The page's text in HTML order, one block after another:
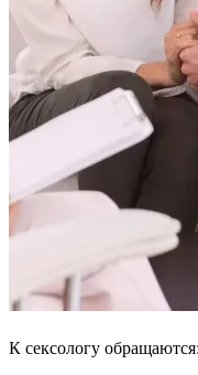
К сексологу обращаются: